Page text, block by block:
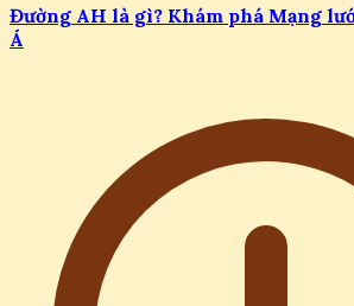
Đường AH là gì? Khám phá Mạng
Á